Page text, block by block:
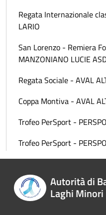
Regata Internazionale
LARIO
San Lorenzo - Remiera
MANZONIANO LUCIE
Regata Sociale - AVAL
Coppa Montiva - AVAL
Trofeo PerSport -
Trofeo PerSport -
Autorità di
Laghi Minori